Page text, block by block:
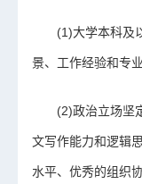
(1)大学本科及
景、工作经验和专业
(2)政治立场坚
文写作能力和逻辑
水平、优秀的组织